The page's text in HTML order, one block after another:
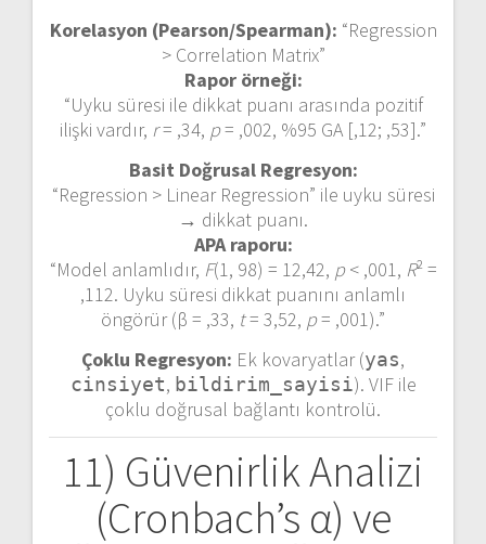
Korelasyon (Pearson/Spearman): “Regression
> Correlation Matrix”
Rapor örneği:
“Uyku süresi ile dikkat puanı arasında pozitif
ilişki vardır, r= ,34, p= ,002, %95 GA [,12; ,53].”
Basit Doğrusal Regresyon:
“Regression > Linear Regression” ile uyku süresi
→ dikkat puanı.
APA raporu:
“Model anlamlıdır, F(1, 98) = 12,42, p< ,001, R² =
,112. Uyku süresi dikkat puanını anlamlı
öngörür (β = ,33, t= 3,52, p= ,001).”
Çoklu Regresyon: Ek kovaryatlar (yas,
cinsiyet, bildirim_sayisi). VIF ile
çoklu doğrusal bağlantı kontrolü.
11) Güvenirlik Analizi
(Cronbach’s α) ve